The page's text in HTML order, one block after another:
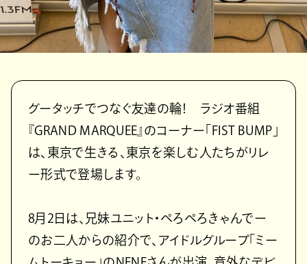
グータッチでつなぐ友達の輪！ ラジオ番組
『GRAND MARQUEE』のコーナー「FIST BUMP」
は、東京で生きる、東京を楽しむ人たちがリレ
ー形式で登場します。
8月2日は、兄妹ユニット・ぺろぺろきゃんでー
のお二人からの紹介で、アイドルグループ「ミー